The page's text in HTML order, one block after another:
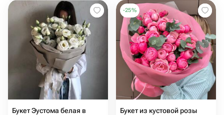
Букет Эустома белая в
-25%
Букет из кустовой розы